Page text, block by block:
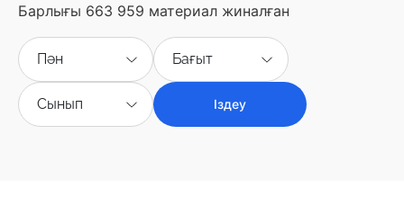
Барлығы 663 959 материал жиналған
Пән Бағыт
Сынып Іздеу